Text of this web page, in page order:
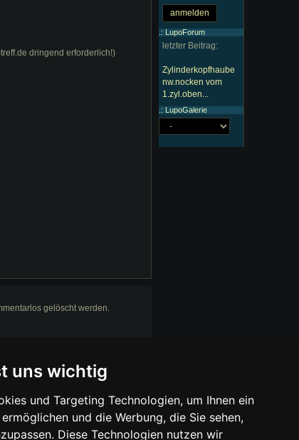
uns wichtig
und Targeting Technologien, um Ihnen ein
und die Werbung, die Sie sehen,
Diese Technologien nutzen wir
dringend erforderlich!)
gelöscht werden.
.: LupoForum
letzter Beitrag:
Zylinderkopfhaube
nw.nocken vom
1.zyl.oben...
.: LupoGalerie
einer Provision beteiligt. Für Dich